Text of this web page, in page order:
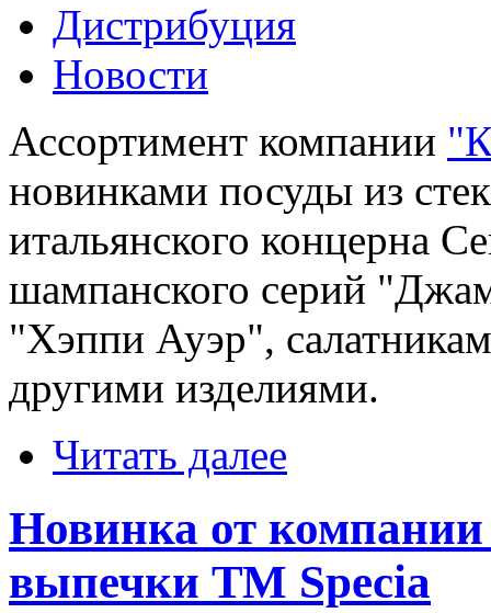
Дистрибуция
Новости
Ассортимент компании
новинками посуды из
итальянского концерна
шампанского серий
"Хэппи Ауэр",
другими изделиями.
Читать далее
Новинка от
выпечки ТМ Specia